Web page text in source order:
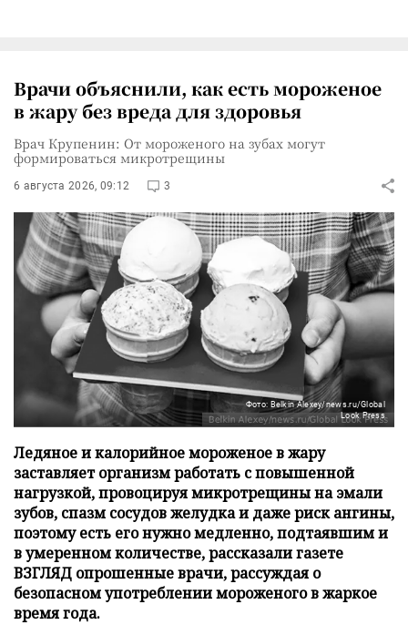
Врачи объяснили, как есть мороженое
в жару без вреда для здоровья
Врач Крупенин: От мороженого на зубах могут
формироваться микротрещины
6 августа 2026, 09:12 3
Фото: Belkin Alexey/news.ru/Global
Look Press
Ледяное и калорийное мороженое в жару
заставляет организм работать с повышенной
нагрузкой, провоцируя микротрещины на эмали
зубов, спазм сосудов желудка и даже риск ангины,
поэтому есть его нужно медленно, подтаявшим и
в умеренном количестве, рассказали газете
ВЗГЛЯД опрошенные врачи, рассуждая о
безопасном употреблении мороженого в жаркое
время года.